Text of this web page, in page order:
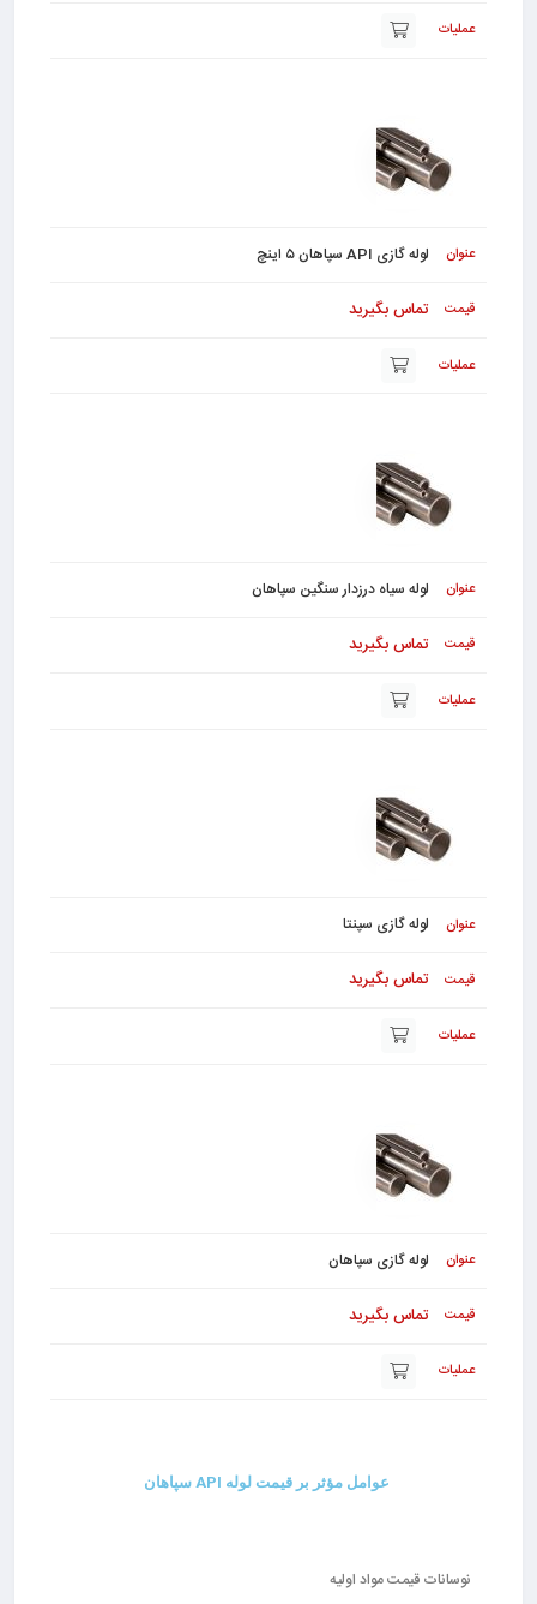
لوله گازی API سپاهان ۵ اینچ
تماس بگیرید
لوله سیاه درزدار سنگین سپاهان
تماس بگیرید
لوله گازی سپنتا
تماس بگیرید
لوله گازی سپاهان
تماس بگیرید
عوامل مؤثر بر قیمت لوله API سپاهان
نوسانات قیمت مواد اولیه